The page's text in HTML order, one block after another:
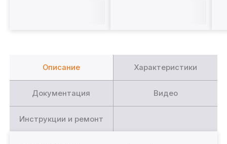
Описание Характеристики
Документация Видео
Инструкции и ремонт